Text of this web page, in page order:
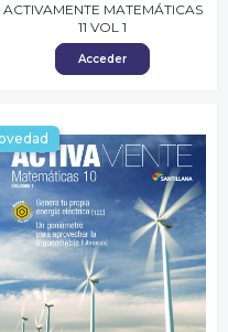
ACTIVAMENTE MATEMÁTICAS
11 VOL 1
Acceder